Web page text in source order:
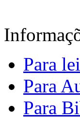
Para
Para
Para